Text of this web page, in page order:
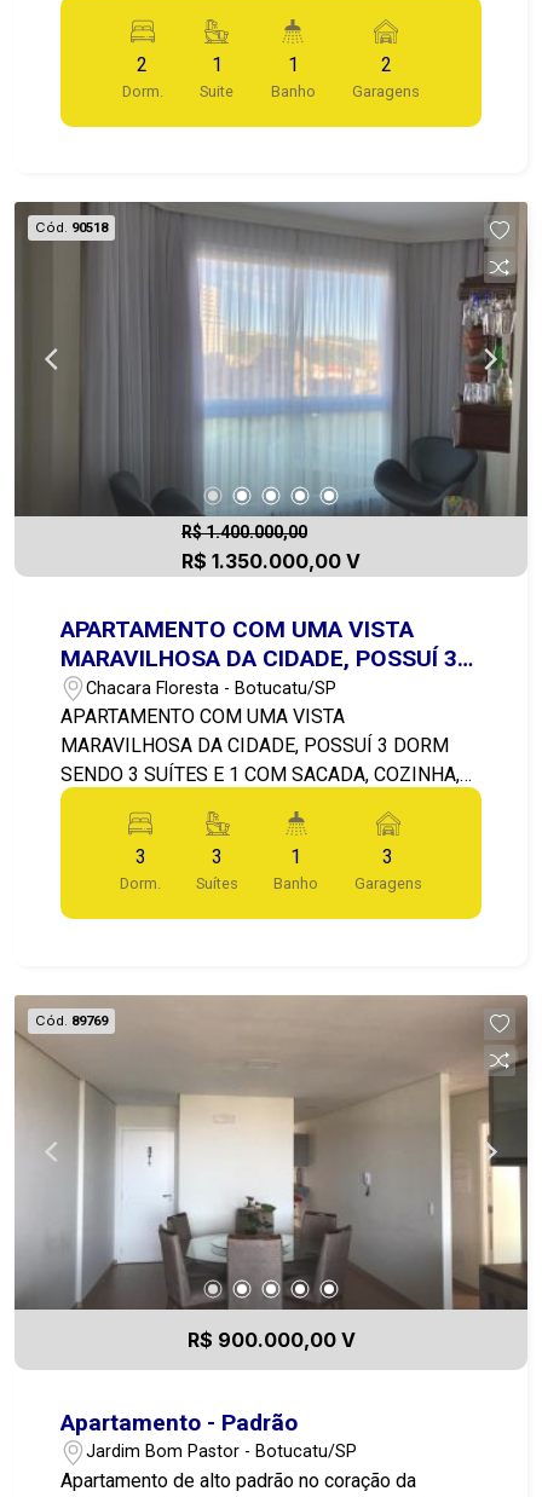
2
Dorm.
1
Suite
1
Banho
2
Garagens
Cód. 90518
R$ 1.400.000,00
R$ 1.350.000,00 V
APARTAMENTO COM UMA VISTA
MARAVILHOSA DA CIDADE, POSSUÍ 3
DORM SENDO 3 SUÍTES
Chacara Floresta - Botucatu/SP
APARTAMENTO COM UMA VISTA
MARAVILHOSA DA CIDADE, POSSUÍ 3 DORM
SENDO 3 SUÍTES E 1 COM SACADA, COZINHA,
SALA DE JANTAR, SALA DE ESTAR,
LAVANDERIA, BANHEIRO SOCIAL, BANHEIRO DE
SERVIÇO, VARANDA, LAVANDERIA, COPA,
PISCINA, SALA DE FITNESS E 3 VAGAS NA
GARAGEM
3
Dorm.
3
Suítes
1
Banho
3
Garagens
Cód. 89769
R$ 900.000,00 V
Apartamento - Padrão
Jardim Bom Pastor - Botucatu/SP
Apartamento de alto padrão no coração da